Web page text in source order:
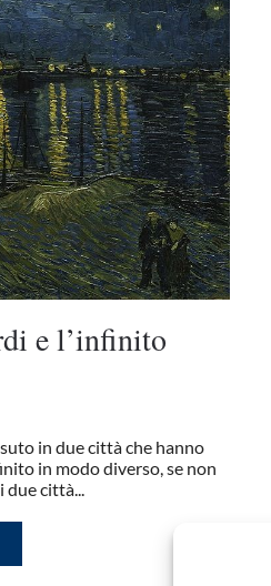
e l’infinito
in due città che hanno
in modo diverso, se non
due città...